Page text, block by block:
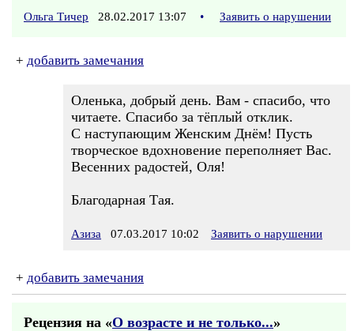
Ольга Тичер 28.02.2017 13:07 • Заявить о нарушении
+ добавить замечания
Оленька, добрый день. Вам - спасибо, что
читаете. Спасибо за тёплый отклик.
С наступающим Женским Днём! Пусть
творческое вдохновение переполняет Вас.
Весенних радостей, Оля!
Благодарная Тая.
Азиза 07.03.2017 10:02 Заявить о нарушении
+ добавить замечания
Рецензия на «О возрасте и не только...»